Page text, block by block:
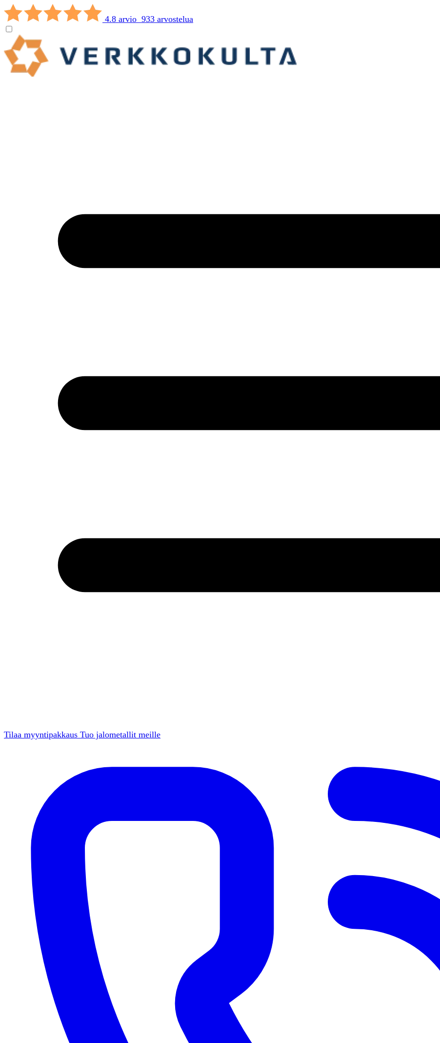
4.8 arvio 933 arvostelua
Tilaa myyntipakkaus Tuo jalometallit meille